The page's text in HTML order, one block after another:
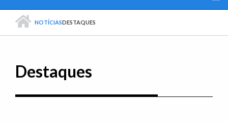
PÁGINA INICIAL
NOTÍCIASDESTAQUES
Destaques